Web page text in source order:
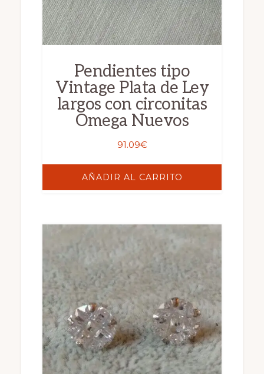
Pendientes tipo
Vintage Plata de Ley
largos con circonitas
Omega Nuevos
91.09€
AÑADIR AL CARRITO